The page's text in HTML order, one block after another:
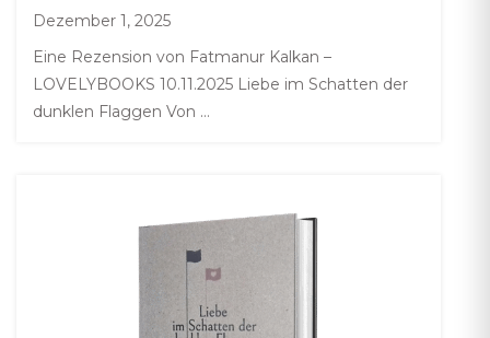
Dezember 1, 2025
Eine Rezension von Fatmanur Kalkan –
LOVELYBOOKS 10.11.2025 Liebe im Schatten der
dunklen Flaggen Von …